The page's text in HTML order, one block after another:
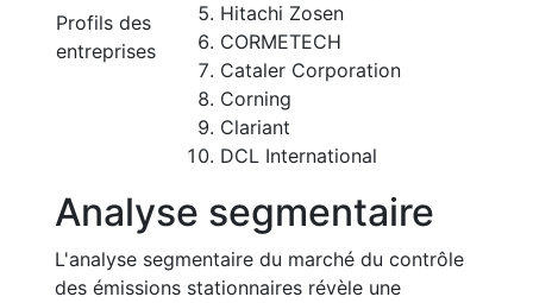
Profils des
entreprises
Hitachi Zosen
CORMETECH
Cataler Corporation
Corning
Clariant
DCL International
Analyse segmentaire
L'analyse segmentaire du marché du contrôle
des émissions stationnaires révèle une